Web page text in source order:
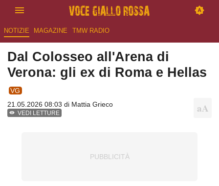
NOTIZIE MAGAZINE TMW RADIO
Dal Colosseo all'Arena di
Verona: gli ex di Roma e Hellas
VG
21.05.2026 08:03 di Mattia Grieco
VEDI LETTURE